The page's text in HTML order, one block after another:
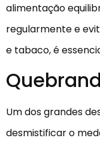
alimentação
regularmente e
e tabaco, é
Um dos grandes
desmistificar o